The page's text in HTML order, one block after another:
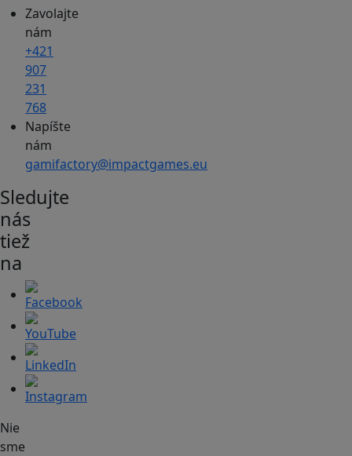
Zavolajte
nám
+421
907
231
768
Napíšte
nám
gamifactory@impactgames.eu
Sledujte
nás
tiež
na
Nie
sme